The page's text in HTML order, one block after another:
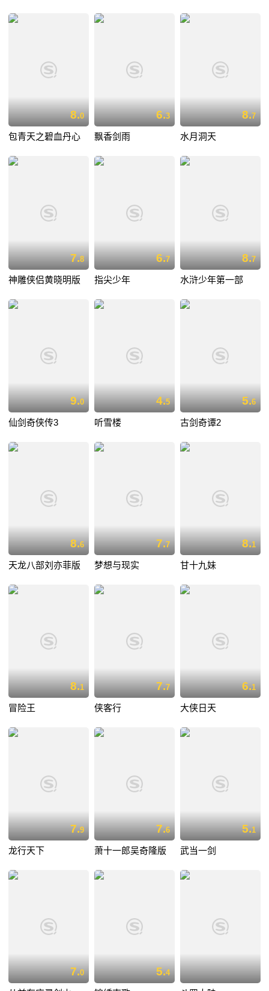
8.0
包青天之碧血丹心
6.3
飘香剑雨
8.7
水月洞天
7.8
神雕侠侣黄晓明版
6.7
指尖少年
8.7
水浒少年第一部
9.0
仙剑奇侠传3
4.5
听雪楼
5.6
古剑奇谭2
8.6
天龙八部刘亦菲版
7.7
梦想与现实
8.1
甘十九妹
8.1
冒险王
7.7
侠客行
6.1
大侠日天
7.9
龙行天下
7.6
萧十一郎吴奇隆版
5.1
武当一剑
7.0 5.4